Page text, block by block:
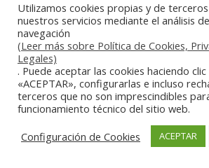
COCINAS PROFESIONALES A MEDIDA
PARTICULARES
COCINAS PROFESIONALES ACERO
COCINAS PROFESIONALES HORECA
COCINAS PROFESIONALES HOSTELERÍA
Cocinas profesionales industriales
personalizadas
Cocinas profesionales industriales
personalizadasCocinas profesionales
Utilizamos cookies propias y de
nuestros servicios mediante el análisis
navegación
(Leer más sobre Política de Cookies,
Legales)
. Puede aceptar las cookies haciendo
«ACEPTAR», configurarlas e incluso
terceros que no son imprescindibles
funcionamiento técnico del sitio web.
Configuración de Cookies
ACEPTAR